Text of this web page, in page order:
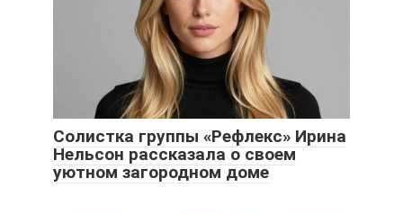
Солистка группы «Рефлекс» Ирина
Нельсон рассказала о своем
уютном загородном доме